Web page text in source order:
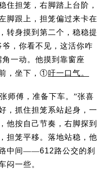
住担笼，右脚踏上台阶，
脚跟上，担笼偏过来卡在
转身摸到第二个，稳稳提
爷，你看不见，这活你咋
一动。他摸到靠窗座
，坐下，①吁一口气。
张师傅，准备下车。 ”张喜
，抓住担笼系站起身，一
他按自己节奏，右脚探到
担笼平移。落地站稳，他
路中间——612路公交的刹
闷一些。